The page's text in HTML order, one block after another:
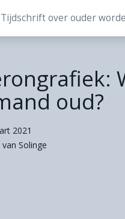
Tijdschrift over ouder
oud?
2021
van Solinge